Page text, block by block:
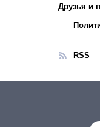
Друзья и
RSS